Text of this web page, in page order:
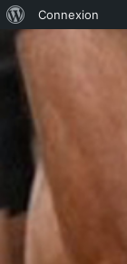
WordPress
Connexion